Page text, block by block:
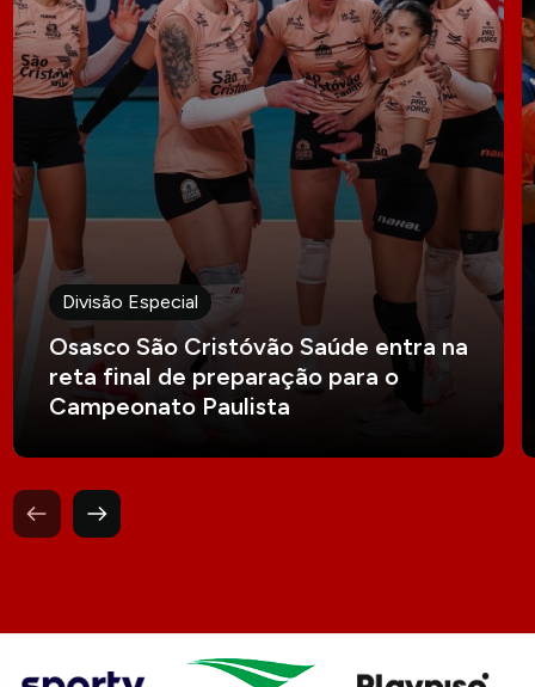
Divisão Especial
Osasco São Cristóvão Saúde entra na
reta final de preparação para o
Campeonato Paulista